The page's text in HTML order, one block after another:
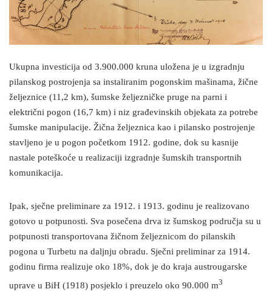
Ukupna investicija od 3.900.000 kruna uložena je u izgradnju
pilanskog postrojenja sa instaliranim pogonskim mašinama, žične
željeznice (11,2 km), šumske željezničke pruge na parni i
električni pogon (16,7 km) i niz građevinskih objekata za potrebe
šumske manipulacije. Žična željeznica kao i pilansko postrojenje
stavljeno je u pogon početkom 1912. godine, dok su kasnije
nastale poteškoće u realizaciji izgradnje šumskih transportnih
komunikacija.
Ipak, sječne preliminare za 1912. i 1913. godinu je realizovano
gotovo u potpunosti. Sva posečena drva iz šumskog područja su u
potpunosti transportovana žičnom željeznicom do pilanskih
pogona u Turbetu na daljnju obradu. Sječni preliminar za 1914.
godinu firma realizuje oko 18%, dok je do kraja austrougarske
uprave u BiH (1918) posjeklo i preuzelo oko 90.000 m3